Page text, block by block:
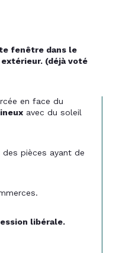
fenêtre dans le
(déjà voté
en face du
avec du soleil
des pièces ayant de
libérale.